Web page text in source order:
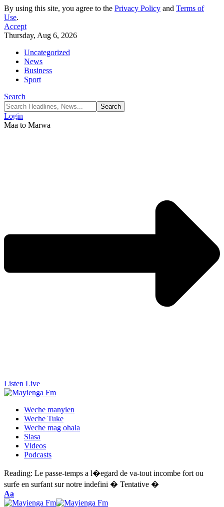
By using this site, you agree to the Privacy Policy and Terms of
Use.
Accept
Thursday, Aug 6, 2026
Uncategorized
News
Business
Sport
Search
Login
Maa to Marwa
Listen Live
Weche manyien
Weche Tuke
Weche mag ohala
Siasa
Videos
Podcasts
Reading: Le passe-temps a l�egard de va-tout incombe fort ou
surfe en surfant sur notre indefini � Tentative �
Font
Resizer
Aa